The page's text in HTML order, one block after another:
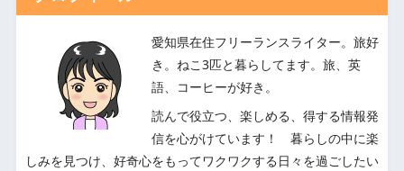
愛知県在住フリーランスライター。旅好
き。ねこ3匹と暮らしてます。旅、英
語、コーヒーが好き。
読んで役立つ、楽しめる、得する情報発
信を心がけています！ 暮らしの中に楽
しみを見つけ、好奇心をもってワクワクする日々を過ごしたい